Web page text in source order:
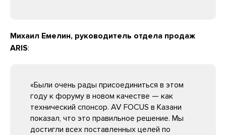
Михаил Емелин, руководитель отдела продаж
ARIS:
«Были очень рады присоединиться в этом
году к форуму в новом качестве — как
технический спонсор. AV FOCUS в Казани
показал, что это правильное решение. Мы
достигли всех поставленных целей по